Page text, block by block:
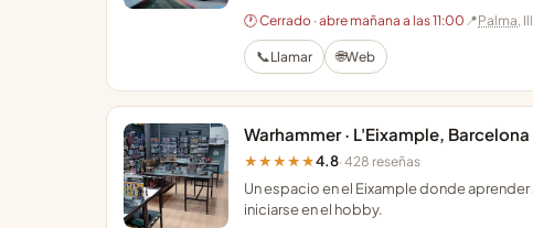
🕐 Cerrado · abre mañana a las 11:00 📍Palma,
📞Llamar 🌐Web
Warhammer · L'Eixample, Barcelona
★★★★★ 4.8· 428 reseñas
Un espacio en el Eixample donde
iniciarse en el hobby.